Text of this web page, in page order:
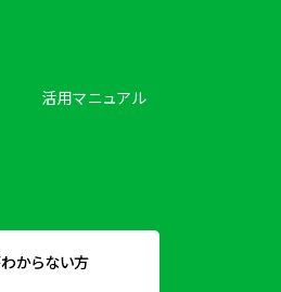
活用マニュアル
からない方